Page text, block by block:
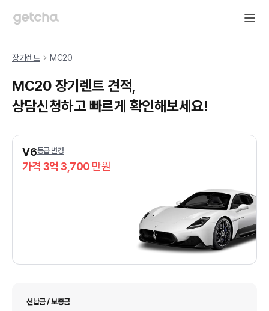
장기렌트 MC20
MC20 장기렌트 견적,
상담신청하고 빠르게 확인해보세요!
V6등급 변경
가격 3억 3,700 만원
선납금 / 보증금